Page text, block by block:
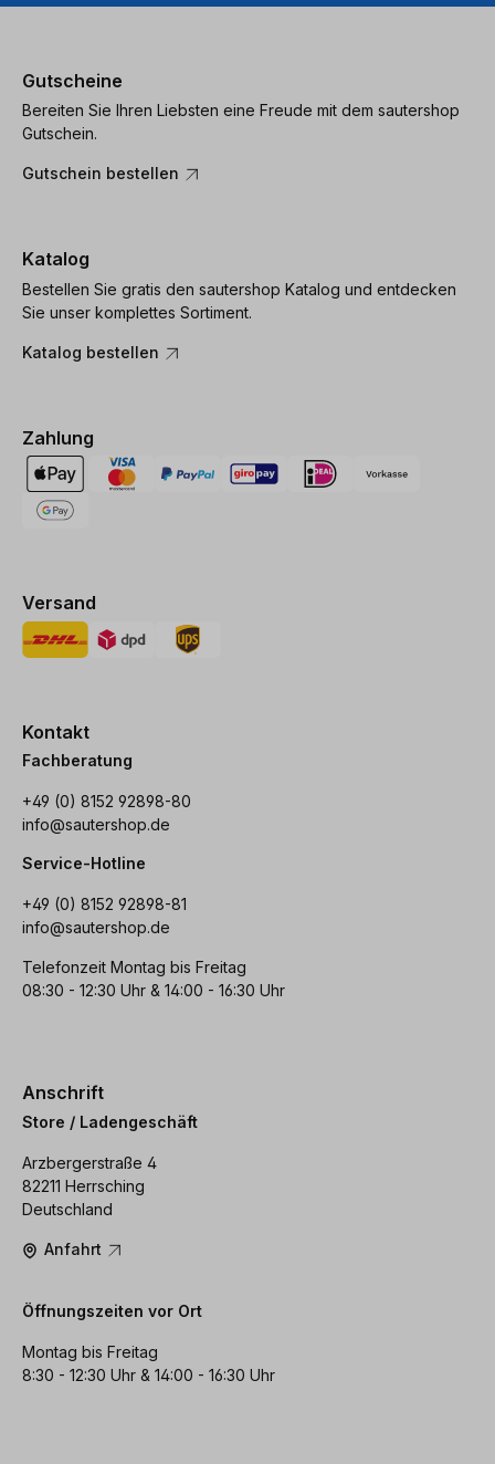
Gutscheine
Bereiten Sie Ihren Liebsten eine Freude mit dem sautershop
Gutschein.
Gutschein bestellen
Katalog
Bestellen Sie gratis den sautershop Katalog und entdecken
Sie unser komplettes Sortiment.
Katalog bestellen
Zahlung
Versand
Kontakt
Fachberatung
+49 (0) 8152 92898-80
info@sautershop.de
Service-Hotline
+49 (0) 8152 92898-81
info@sautershop.de
Telefonzeit Montag bis Freitag
08:30 - 12:30 Uhr & 14:00 - 16:30 Uhr
Anschrift
Store / Ladengeschäft
Arzbergerstraße 4
82211 Herrsching
Deutschland
Anfahrt
Öffnungszeiten vor Ort
Montag bis Freitag
8:30 - 12:30 Uhr & 14:00 - 16:30 Uhr